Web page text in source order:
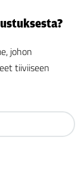
johon
tiiviiseen